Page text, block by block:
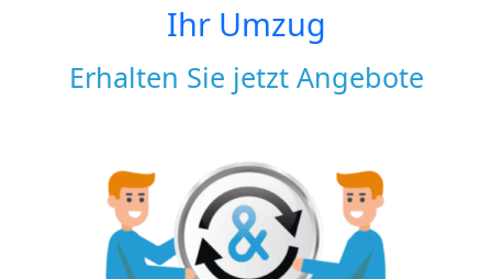
Ihr Umzug
Erhalten Sie jetzt Angebote